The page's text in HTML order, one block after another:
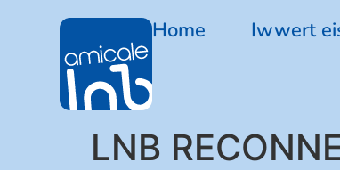
Home Iwwert
LNB